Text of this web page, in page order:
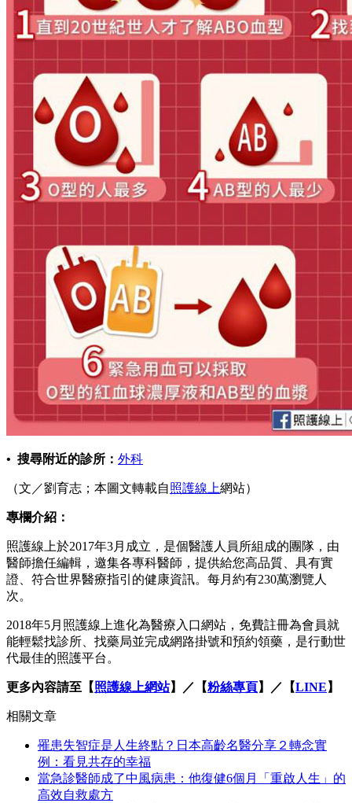
• 搜尋附近的診所： 外科
（文／劉育志；本圖文轉載自照護線上網站）
專欄介紹：
照護線上於2017年3月成立，是個醫護人員所組成的團隊，由
醫師擔任編輯，邀集各專科醫師，提供給您高品質、具有實
證、符合世界醫療指引的健康資訊。每月約有230萬瀏覽人
次。
2018年5月照護線上進化為醫療入口網站，免費註冊為會員就
能輕鬆找診所、找藥局並完成網路掛號和預約領藥，是行動世
代最佳的照護平台。
更多內容請至【照護線上網站】／【粉絲專頁】／【LINE 】
相關文章
罹患失智症是人生終點？日本高齡名醫分享２轉念實
例：看見共存的幸福
當急診醫師成了中風病患：他復健6個月「重啟人生」的
高效自救處方